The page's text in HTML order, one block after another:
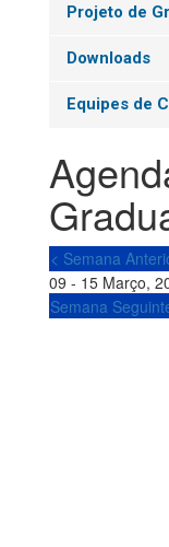
Projeto de
Downloads
Equipes de
< Semana
09 - 15 Março,
Semana